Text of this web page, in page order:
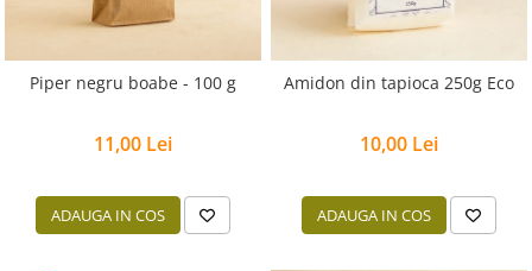
Piper negru boabe - 100 g
11,00 Lei
ADAUGA IN COS
Amidon din tapioca 250g Eco
10,00 Lei
ADAUGA IN COS